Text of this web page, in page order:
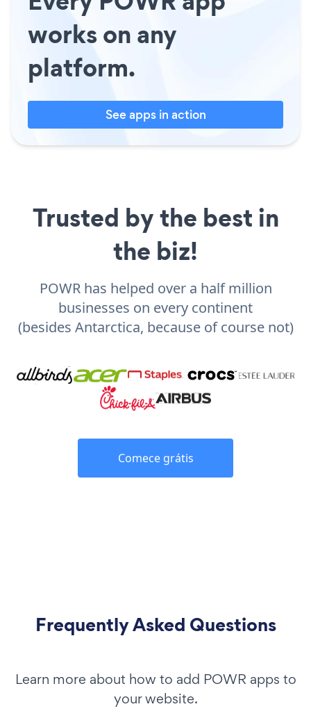
works on any
platform.
See apps in action
Trusted by the best in
the biz!
POWR has helped over a half million
businesses on every continent
(besides Antarctica, because of course not)
Comece grátis
Frequently Asked Questions
Learn more about how to add POWR apps to
your website.